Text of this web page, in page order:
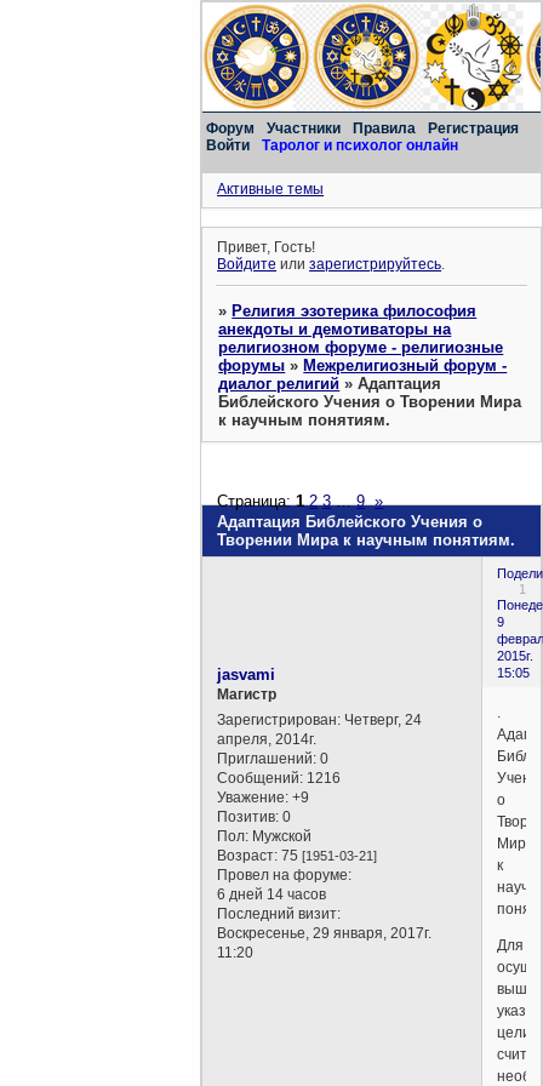
Форум Участники Правила
Регистрация
Войти
Таролог и психолог онлайн
Активные темы
Привет, Гость!
Войдите илизарегистрируйтесь.
»Религия эзотерика философия
анекдоты и демотиваторы на
религиозном форуме - религиозные
форумы »Межрелигиозный форум -
диалог религий »Адаптация
Библейского Учения о Творении Мира
к научным понятиям.
Адаптация Библейского Учения о
Творении Мира к научным понятиям.
Страница:1 2 3 … 9 »
1
9
2015г.
15:05
jasvami
Магистр
Зарегистрирован: Четверг, 24
апреля, 2014г.
Приглашений: 0
Сообщений: 1216
Уважение: +9
Позитив: 0
Пол: Мужской
Возраст: 75[1951-03-21]
Провел на форуме:
6 дней 14 часов
Последний визит:
Воскресенье, 29 января, 2017г.
11:20
.
о
Мира
к
Для
выше
цели,